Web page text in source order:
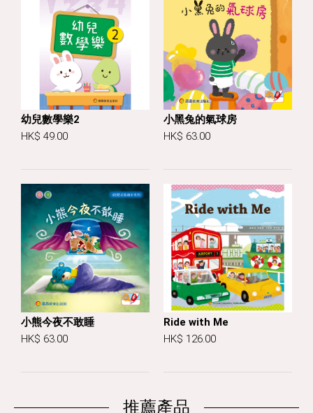
幼兒數學樂2
HK$ 49.00
小黑兔的氣球房
HK$ 63.00
小熊今夜不敢睡
HK$ 63.00
Ride with Me
HK$ 126.00
推薦產品